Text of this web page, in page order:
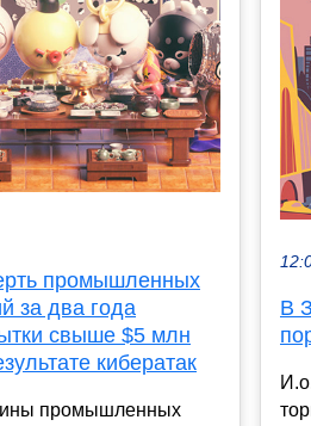
промышленных
за два года
свыше $5 млн
кибератак
промышленных
В